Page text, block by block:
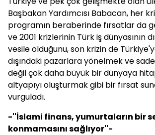
Başbakan Yardımcısı Babacan, her
programın beraberinde fırsatlar da
ve 2001 krizlerinin Türk iş dünyasının
vesile olduğunu, son krizin de
dışındaki pazarlara yönelmek ve
değil çok daha büyük bir dünyaya
altyapıyı oluşturmak gibi bir fırsat
vurguladı.
-''İslami finans, yumurtaların bir
konmamasını sağlıyor''-